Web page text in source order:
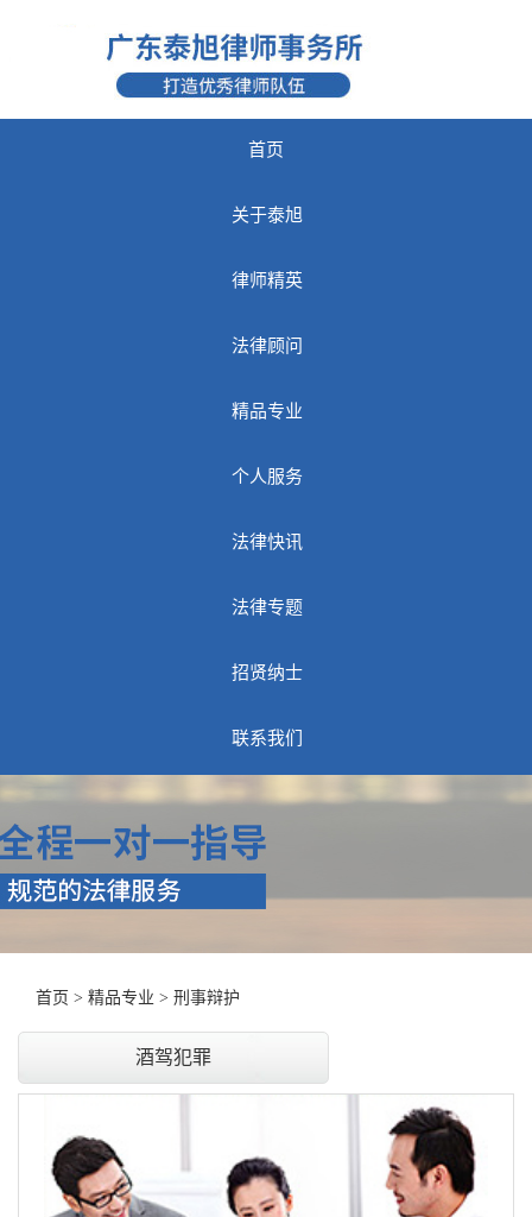
首页
关于泰旭
律师精英
法律顾问
精品专业
个人服务
法律快讯
法律专题
招贤纳士
联系我们
首页 > 精品专业 > 刑事辩护
酒驾犯罪